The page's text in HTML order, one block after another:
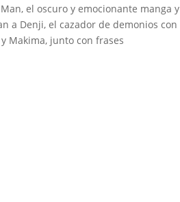
el oscuro y emocionante manga y
a Denji, el cazador de demonios con
Makima, junto con frases